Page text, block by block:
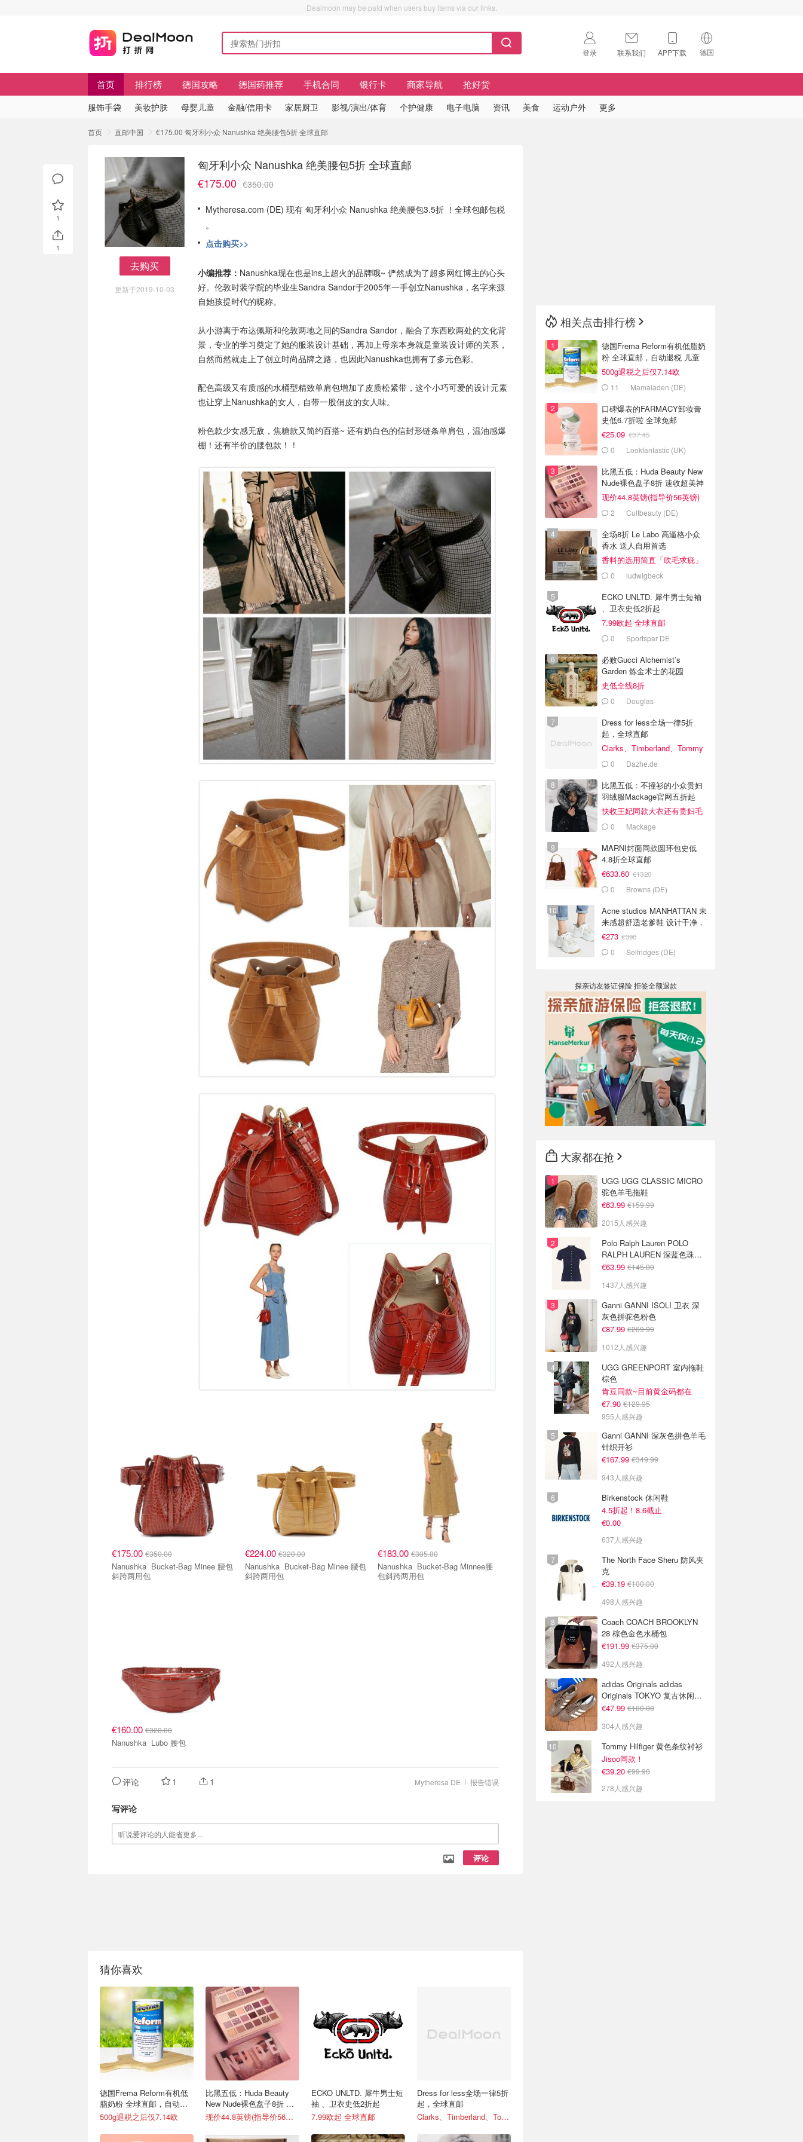
Dealmoon may be paid when users buy items via our links.
登录 联系我们 APP下载 德国
🇺🇸
首页 排行榜 德国攻略 德国药推荐 手机合同 银行卡 商家导航 抢好货
服饰手袋 美妆护肤 母婴儿童 金融/信用卡 家居厨卫 影视/演出/体育 个护健康 电子电脑 资讯 美食 运动户外 更多
首页 直邮中国 €175.00 匈牙利小众 Nanushka 绝美腰包5折 全球直邮
去购买
更新于2019-10-03
匈牙利小众 Nanushka 绝美腰包5折 全球直邮
€175.00 €350.00
Mytheresa.com (DE) 现有 匈牙利小众 Nanushka 绝美腰包3.5折 ！全球包邮包税
。
点击购买>>
小编推荐： Nanushka现在也是ins上超火的品牌哦~ 俨然成为了超多网红博主的心头
好。伦敦时装学院的毕业生Sandra Sandor于2005年一手创立Nanushka，名字来源
自她孩提时代的昵称。
从小游离于布达佩斯和伦敦两地之间的Sandra Sandor，融合了东西欧两处的文化背
景，专业的学习奠定了她的服装设计基础，再加上母亲本身就是童装设计师的关系，
自然而然就走上了创立时尚品牌之路，也因此Nanushka也拥有了多元色彩。
配色高级又有质感的水桶型精致单肩包增加了皮质松紧带，这个小巧可爱的设计元素
也让穿上Nanushka的女人，自带一股俏皮的女人味。
粉色款少女感无敌，焦糖款又简约百搭~ 还有奶白色的信封形链条单肩包，温油感爆
棚！还有半价的腰包款！！
€175.00 €350.00
Nanushka Bucket-Bag Minee 腰包
斜跨两用包
€224.00€320.00
Nanushka Bucket-Bag Minee 腰包
斜跨两用包
€183.00 €305.00
Nanushka Bucket-Bag Minnee腰
包斜跨两用包
€160.00 €320.00
Nanushka Lubo 腰包
报告错误
Mytheresa DE
评论 1 1
写评论
评论
猜你喜欢
德国Frema Reform有机低
脂奶粉 全球直邮，自动退
税 儿童及成人都可放心饮
500g退税之后仅7.14欧
比黑五低：Huda Beauty
New Nude裸色盘子8折 速
收超美神仙配色 无门槛全
球免邮
现价44.8英镑(指导价56英镑)
ECKO UNLTD. 犀牛男士短
袖 、卫衣史低2折起
7.99欧起 全球直邮
Dress for less全场一律5折
起，全球直邮
Clarks、Timberland、Tommy Hilfiger特别划算
1
1
相关点击排行榜
德国Frema Reform有机低脂奶
粉 全球直邮，自动退税 儿童
及成人都可放心饮用
500g退税之后仅7.14欧
11 Mamaladen (DE)
口碑爆表的FARMACY卸妆膏
史低6.7折啦 全球免邮
€25.09 €37.45
0 Lookfantastic (UK)
比黑五低：Huda Beauty New
Nude裸色盘子8折 速收超美神
仙配色 无门槛全球免邮
现价44.8英镑(指导价56英镑)
2 Cultbeauty (DE)
全场8折 Le Labo 高逼格小众
香水 送人自用首选
香料的选用简直「吹毛求疵」
0 ludwigbeck
ECKO UNLTD. 犀牛男士短袖
、卫衣史低2折起
7.99欧起 全球直邮
0 Sportspar DE
必败Gucci Alchemist’s
Garden 炼金术士的花园
史低全线8折
0 Douglas
Dress for less全场一律5折
起，全球直邮
Clarks、Timberland、Tommy
Hilfiger特别划算
0 Dazhe.de
比黑五低：不撞衫的小众贵妇
羽绒服Mackage官网五折起
快收王妃同款大衣还有贵妇毛
领羽绒服
0 Mackage
MARNI封面同款圆环包史低
4.8折全球直邮
€633.60 €1320
0 Browns (DE)
Acne studios MANHATTAN 未
来感超舒适老爹鞋 设计干净，
搭配起来非常有拉长的效果哦
€273 €390
0 Selfridges (DE)
探亲访友签证保险 拒签全额退款
大家都在抢
UGG UGG CLASSIC MICRO
驼色羊毛拖鞋
€63.99 €159.99
2015人感兴趣
Polo Ralph Lauren POLO
RALPH LAUREN 深蓝色珠地
布 Polo衫
€63.99 €145.00
1437人感兴趣
Ganni GANNI ISOLI 卫衣 深
灰色拼驼色粉色
€87.99 €269.99
1012人感兴趣
UGG GREENPORT 室内拖鞋
棕色
肯豆同款~目前黄金码都在
€7.90 €129.95
955人感兴趣
Ganni GANNI 深灰色拼色羊毛
针织开衫
€167.99 €349.99
943人感兴趣
Birkenstock 休闲鞋
4.5折起！8.6截止
€0.00
637人感兴趣
The North Face Sheru 防风夹
克
€39.19 €100.00
498人感兴趣
Coach COACH BROOKLYN
28 棕色金色水桶包
€191.99 €375.00
492人感兴趣
adidas Originals adidas
Originals TOKYO 复古休闲鞋
深棕色
€47.99 €100.00
304人感兴趣
Tommy Hilfiger 黄色条纹衬衫
Jisoo同款！
€39.20 €99.90
278人感兴趣